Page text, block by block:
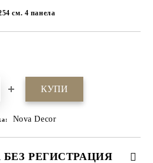
см. 4 панела
Nova Decor
РЕГИСТРАЦИЯ